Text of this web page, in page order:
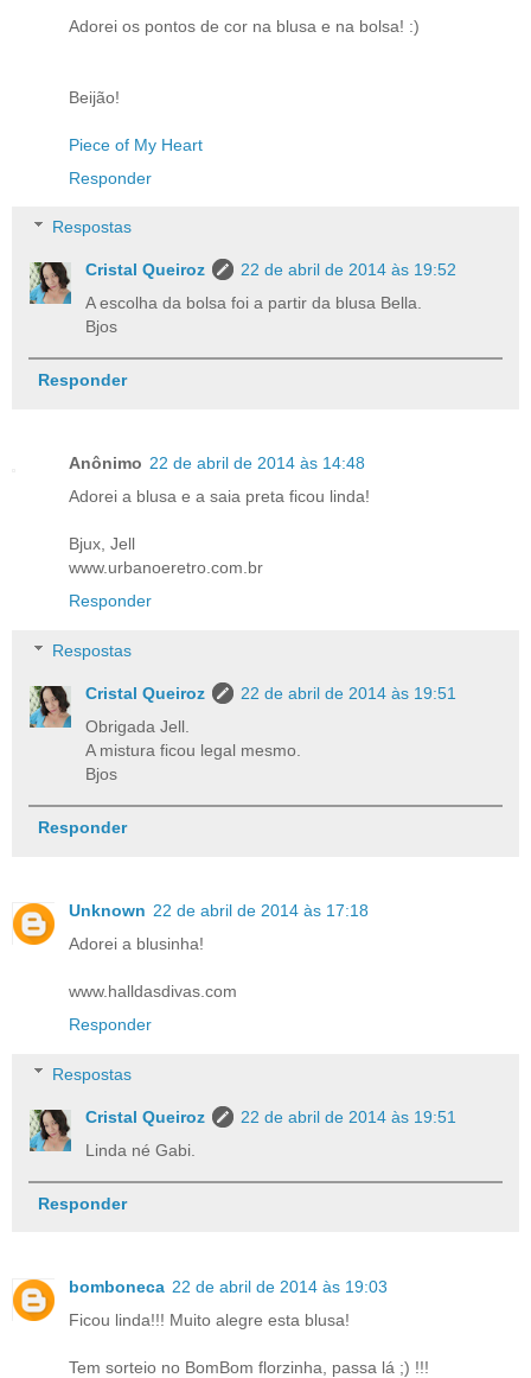
Adorei os pontos de cor na blusa e na bolsa! :)
Beijão!
Piece of My Heart
Responder
Respostas
Cristal Queiroz
22 de abril de 2014 às 19:52
A escolha da bolsa foi a partir da blusa Bella.
Bjos
Responder
Anônimo 22 de abril de 2014 às 14:48
Adorei a blusa e a saia preta ficou linda!
Bjux, Jell
www.urbanoeretro.com.br
Responder
Respostas
Cristal Queiroz
22 de abril de 2014 às 19:51
Obrigada Jell.
A mistura ficou legal mesmo.
Bjos
Responder
Unknown 22 de abril de 2014 às 17:18
Adorei a blusinha!
www.halldasdivas.com
Responder
Respostas
Cristal Queiroz
22 de abril de 2014 às 19:51
Linda né Gabi.
Responder
bomboneca 22 de abril de 2014 às 19:03
Ficou linda!!! Muito alegre esta blusa!
Tem sorteio no BomBom florzinha, passa lá ;) !!!